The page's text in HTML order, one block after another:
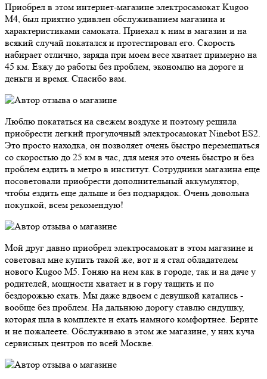
Приобрел в этом интернет-магазине электросамокат Kugoo
M4, был приятно удивлен обслуживанием магазина и
характеристиками самоката. Приехал к ним в магазин и на
всякий случай покатался и протестировал его. Скорость
набирает отлично, заряда при моем весе хватает примерно на
45 км. Езжу до работы без проблем, экономлю на дороге и
деньги и время. Спасибо вам.
Люблю покататься на свежем воздухе и поэтому решила
приобрести легкий прогулочный электросамокат Ninebot ES2.
Это просто находка, он позволяет очень быстро перемещаться
со скоростью до 25 км в час, для меня это очень быстро и без
проблем ездить в метро в институт. Сотрудники магазина еще
посоветовали приобрести дополнительный аккумулятор,
чтобы ездить еще дальше и без подзарядок. Очень довольна
покупкой, всем рекомендую!
Мой друг давно приобрел электросамокат в этом магазине и
советовал мне купить такой же, вот и я стал обладателем
нового Kugoo M5. Гоняю на нем как в городе, так и на даче у
родителей, мощности хватает и в гору тащить и по
бездорожью ехать. Мы даже вдвоем с девушкой катались -
вообще без проблем. На дальнюю дорогу ставлю сидушку,
которая шла в комплекте и ехать намного комфортнее. Берите
и не пожалеете. Обслуживаю в этом же магазине, у них куча
сервисных центров по всей Москве.